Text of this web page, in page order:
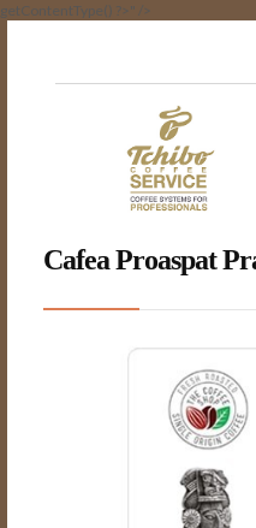
getContentType() ?>" />
Cafea Proaspat